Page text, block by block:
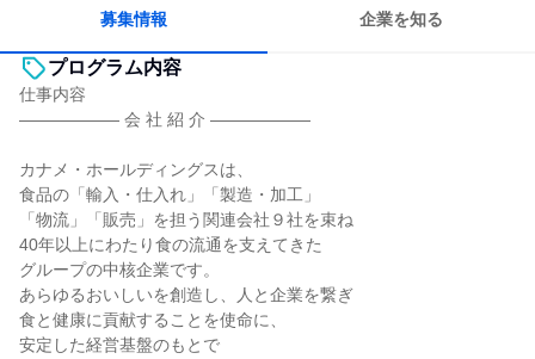
募集情報 企業を知る
プログラム内容
仕事内容
―――――― 会 社 紹 介 ――――――
カナメ・ホールディングスは、
食品の「輸入・仕入れ」「製造・加工」
「物流」「販売」を担う関連会社９社を束ね
40年以上にわたり食の流通を支えてきた
グループの中核企業です。
あらゆるおいしいを創造し、人と企業を繋ぎ
食と健康に貢献することを使命に、
安定した経営基盤のもとで